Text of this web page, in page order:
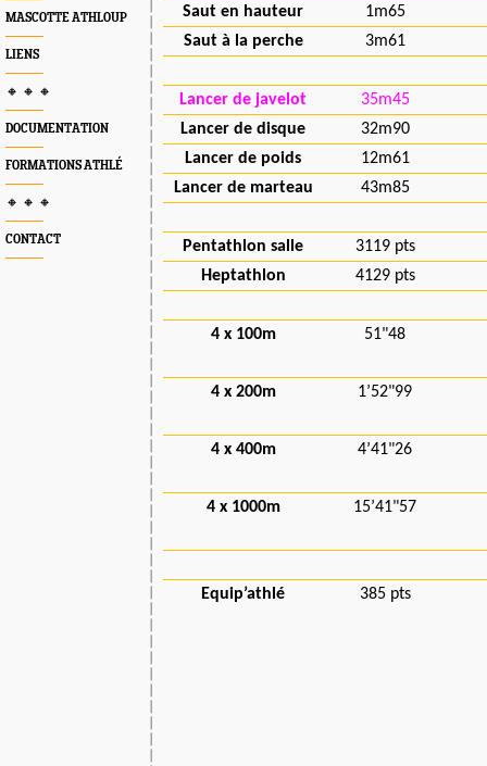
MASCOTTE ATHLOUP
LIENS
🔸 🔸 🔸
DOCUMENTATION
FORMATIONS ATHLÉ
🔸 🔸 🔸
CONTACT
Saut en hauteur
1m65
Saut à la perche
3m61
Lancer de javelot
35m45
Lancer de disque
32m90
Lancer de poids
12m61
Lancer de marteau
43m85
Pentathlon salle
3119 pts
Heptathlon
4129 pts
4 x 100m 51"48
4 x 200m 1’52"99
4 x 400m 4’41"26
4 x 1000m 15’41"57
Equip’athlé 385 pts